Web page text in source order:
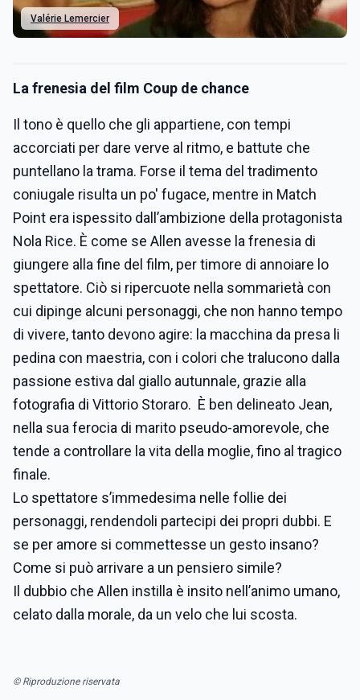
Valérie Lemercier
La frenesia del film Coup de chance
Il tono è quello che gli appartiene, con tempi
accorciati per dare verve al ritmo, e battute che
puntellano la trama. Forse il tema del tradimento
coniugale risulta un po' fugace, mentre in Match
Point era ispessito dall’ambizione della protagonista
Nola Rice. È come se Allen avesse la frenesia di
giungere alla fine del film, per timore di annoiare lo
spettatore. Ciò si ripercuote nella sommarietà con
cui dipinge alcuni personaggi, che non hanno tempo
di vivere, tanto devono agire: la macchina da presa li
pedina con maestria, con i colori che tralucono dalla
passione estiva dal giallo autunnale, grazie alla
fotografia di Vittorio Storaro. È ben delineato Jean,
nella sua ferocia di marito pseudo-amorevole, che
tende a controllare la vita della moglie, fino al tragico
finale.
Lo spettatore s’immedesima nelle follie dei
personaggi, rendendoli partecipi dei propri dubbi. E
se per amore si commettesse un gesto insano?
Come si può arrivare a un pensiero simile?
Il dubbio che Allen instilla è insito nell’animo umano,
celato dalla morale, da un velo che lui scosta.
© Riproduzione riservata